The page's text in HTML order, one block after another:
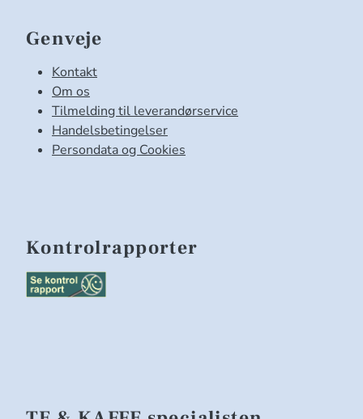
Genveje
Kontakt
Om os
Tilmelding til leverandørservice
Handelsbetingelser
Persondata og Cookies
Kontrolrapporter